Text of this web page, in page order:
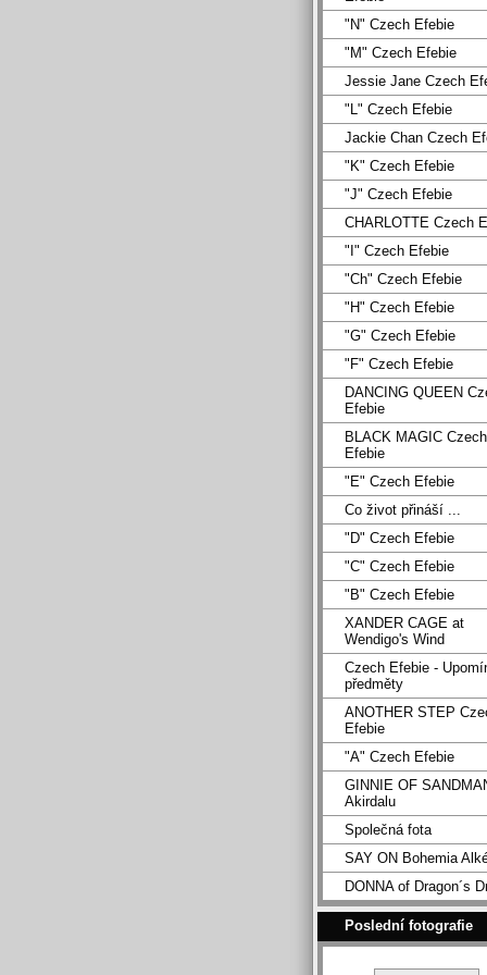
"N" Czech Efebie
"M" Czech Efebie
Jessie Jane Czech
"L" Czech Efebie
Jackie Chan Czech
"K" Czech Efebie
"J" Czech Efebie
CHARLOTTE Czech
"I" Czech Efebie
"Ch" Czech Efebie
"H" Czech Efebie
"G" Czech Efebie
"F" Czech Efebie
DANCING QUEEN
Efebie
BLACK MAGIC Czech
Efebie
"E" Czech Efebie
Co život přináší ...
"D" Czech Efebie
"C" Czech Efebie
"B" Czech Efebie
XANDER CAGE at
Wendigo's Wind
Czech Efebie -
předměty
ANOTHER STEP
Efebie
"A" Czech Efebie
GINNIE OF
Akirdalu
Společná fota
SAY ON Bohemia
DONNA of Dragon´s
Poslední fotografie